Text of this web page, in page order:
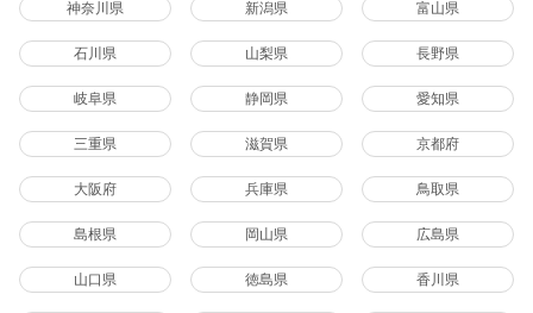
神奈川県 新潟県 富山県
石川県 山梨県 長野県
岐阜県 静岡県 愛知県
三重県 滋賀県 京都府
大阪府 兵庫県 鳥取県
島根県 岡山県 広島県
山口県 徳島県 香川県